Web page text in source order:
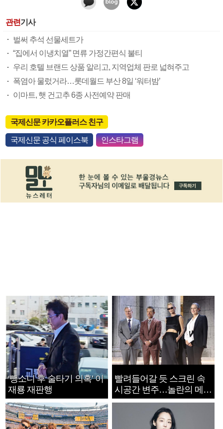
관련기사
벌써 추석 선물세트가
“집에서 이냉치열” 면류 가정간편식 불티
우리 호텔 브랜드 상품 알리고, 지역업체 판로 넓혀주고
폭염아 물렀거라…롯데월드 부산 8일 ‘워터밤’
이마트, 햇 건고추 6종 사전예약 판매
국제신문 카카오플러스 친구
국제신문 공식 페이스북 인스타그램
‘뺑소니 후 술타기 의혹’ 이
재룡 재판행
빨려들어갈 듯 스크린 속
시공간 변주…놀란의 메시
지는 ‘전쟁 속죄’